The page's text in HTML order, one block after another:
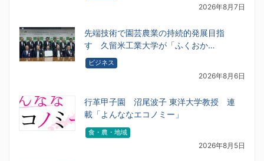
2026年8月7日
先端技術で園芸農業の持続的発展目指
す 久留米工業大学が「ふくおか…
ビジネス
2026年8月6日
行革甲子園 沼尾波子 東洋大学教授 連
載「よんななエコノミー」
食・農・地域
2026年8月5日